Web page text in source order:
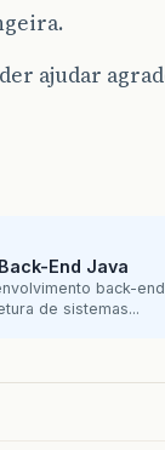
ajudar
End Java
back-
de sistemas...